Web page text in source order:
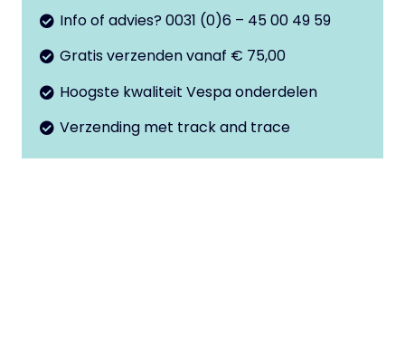
V50
50special
aantal
Info of advies? 0031 (0)6 – 45 00 49 59
Gratis verzenden vanaf € 75,00
Hoogste kwaliteit Vespa onderdelen
Verzending met track and trace